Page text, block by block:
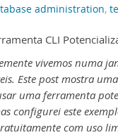
administration,
CLI
vivemos numa
Este post mostra
uma ferramenta
configurei este
com uso